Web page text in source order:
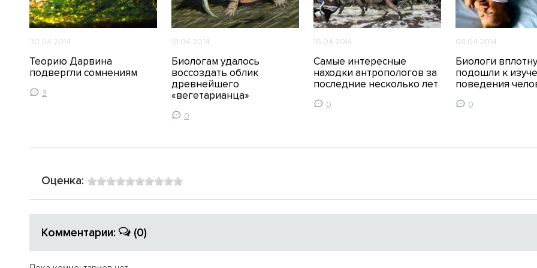
30.04.2014
Теорию Дарвина
подвергли сомнениям
3
18.04.2014
Биологам удалось
воссоздать облик
древнейшего
«вегетарианца»
0
16.04.2014
Самые интересные
находки антропологов за
последние несколько лет
0
08.04.2014
Биологи
подошли к
поведения
0
Оценка:
Комментарии: (0)